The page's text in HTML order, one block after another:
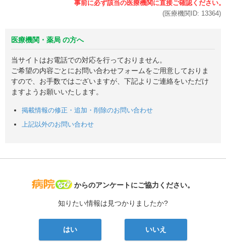
(医療機関ID: 13364)
医療機関・薬局 の方へ
当サイトはお電話での対応を行っておりません。
ご希望の内容ごとにお問い合わせフォームをご用意しておりま
すので、お手数ではございますが、下記よりご連絡をいただけ
ますようお願いいたします。
掲載情報の修正・追加・削除のお問い合わせ
上記以外のお問い合わせ
病院なび
からのアンケートにご協力ください。
知りたい情報は見つかりましたか?
はい いいえ